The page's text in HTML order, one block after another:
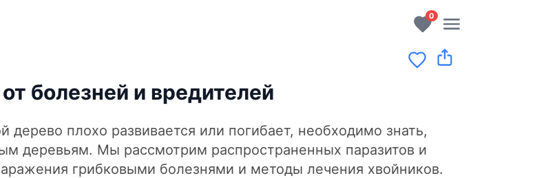
0
болезней и вредителей
дерево плохо развивается или погибает, необходимо знать,
деревьям. Мы рассмотрим распространенных паразитов и
грибковыми болезнями и методы лечения хвойников.